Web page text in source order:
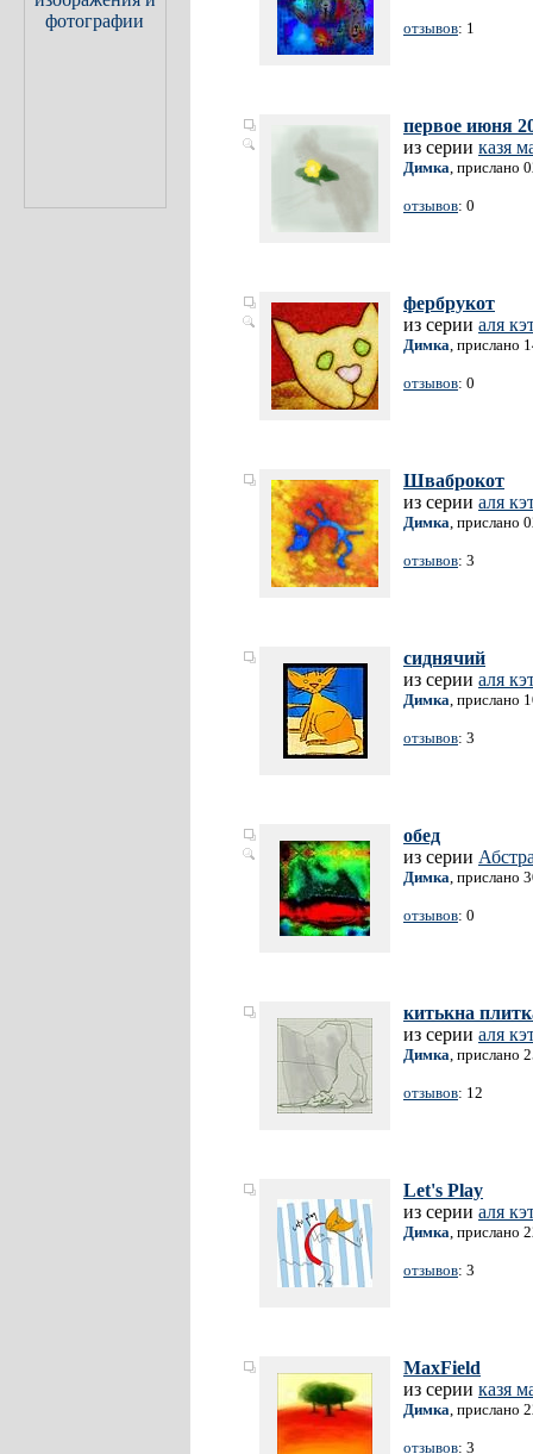
отзывов: 1
первое июня
из серии казя
Димка, прислано
отзывов: 0
фербрукот
из серии аля
Димка, прислано
отзывов: 0
Шваброкот
из серии аля
Димка, прислано
отзывов: 3
сиднячий
из серии аля
Димка, прислано
отзывов: 3
обед
из серии
Димка, прислано
отзывов: 0
китькна
из серии аля
Димка, прислано
отзывов: 12
Let's Play
из серии аля
Димка, прислано
отзывов: 3
MaxField
из серии казя
Димка, прислано
отзывов: 3